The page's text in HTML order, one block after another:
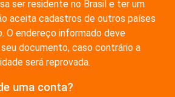
ser residente no Brasil e ter um
aceita cadastros de outros países
O endereço informado deve
documento, caso contrário a
será reprovada.
uma conta?